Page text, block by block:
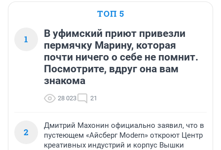
ТОП 5
1
В уфимский приют привезли
пермячку Марину, которая
почти ничего о себе не помнит.
Посмотрите, вдруг она вам
знакома
28 023 21
2
Дмитрий Махонин официально заявил, что в
пустеющем «Айсберг Modern» откроют Центр
креативных индустрий и корпус Вышки